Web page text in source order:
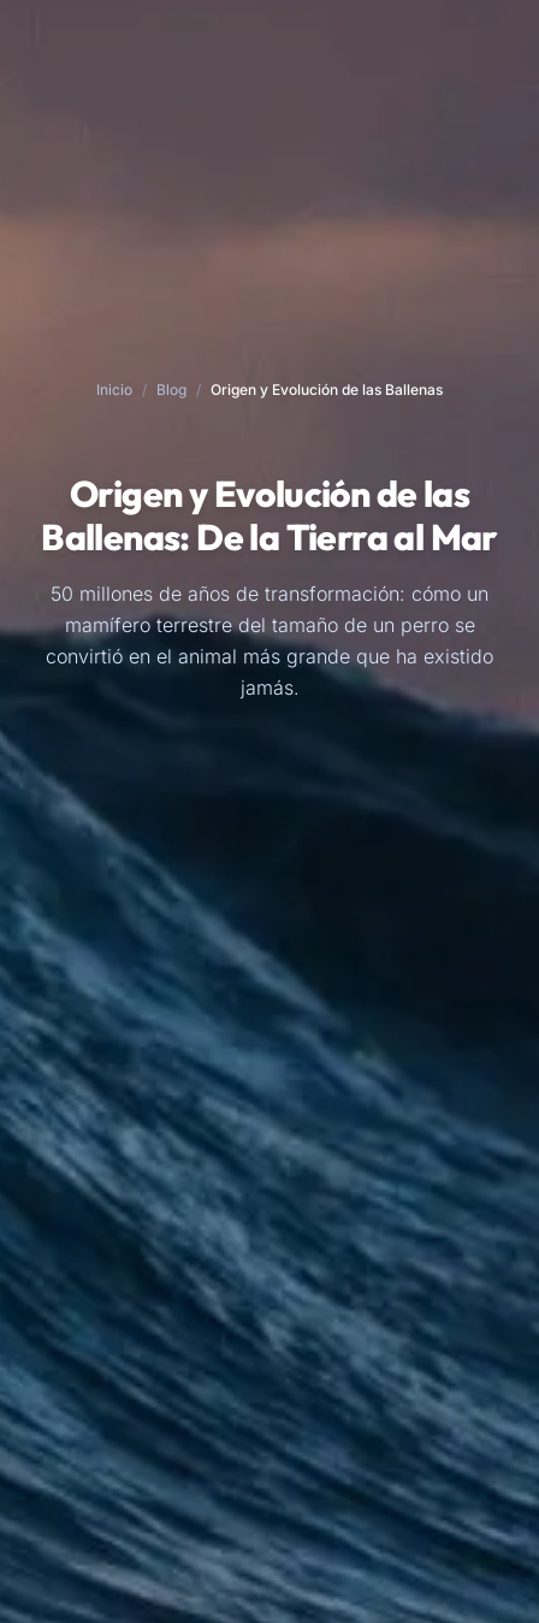
Inicio / Blog / Origen y Evolución de las Ballenas
Origen y Evolución de las
Ballenas: De la Tierra al Mar
50 millones de años de transformación: cómo un
mamífero terrestre del tamaño de un perro se
convirtió en el animal más grande que ha existido
jamás.